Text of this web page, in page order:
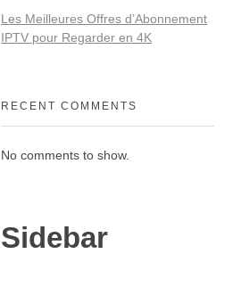
Les Meilleures Offres d’Abonnement
IPTV pour Regarder en 4K
RECENT COMMENTS
No comments to show.
Sidebar